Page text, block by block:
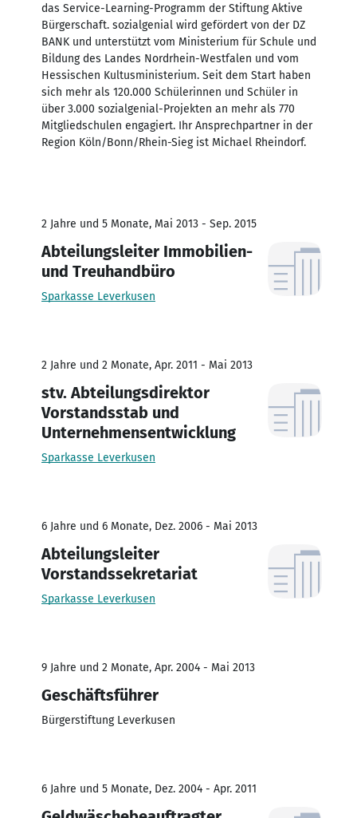
das Service-Learning-Programm der Stiftung Aktive
Bürgerschaft. sozialgenial wird gefördert von der DZ
BANK und unterstützt vom Ministerium für Schule und
Bildung des Landes Nordrhein-Westfalen und vom
Hessischen Kultusministerium. Seit dem Start haben
sich mehr als 120.000 Schülerinnen und Schüler in
über 3.000 sozialgenial-Projekten an mehr als 770
Mitgliedschulen engagiert. Ihr Ansprechpartner in der
Region Köln/Bonn/Rhein-Sieg ist Michael Rheindorf.
2 Jahre und 5 Monate, Mai 2013 - Sep. 2015
Abteilungsleiter Immobilien-
und Treuhandbüro
Sparkasse Leverkusen
2 Jahre und 2 Monate, Apr. 2011 - Mai 2013
stv. Abteilungsdirektor
Vorstandsstab und
Unternehmensentwicklung
Sparkasse Leverkusen
6 Jahre und 6 Monate, Dez. 2006 - Mai 2013
Abteilungsleiter
Vorstandssekretariat
Sparkasse Leverkusen
9 Jahre und 2 Monate, Apr. 2004 - Mai 2013
Geschäftsführer
Bürgerstiftung Leverkusen
6 Jahre und 5 Monate, Dez. 2004 - Apr. 2011